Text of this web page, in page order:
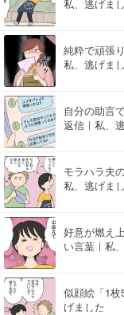
私、逃げま
純粋で頑張
私、逃げま
自分の助言
返信｜私、
モラハラ夫
私、逃げま
好意が燃え
い言葉｜私
似顔絵「1
げました